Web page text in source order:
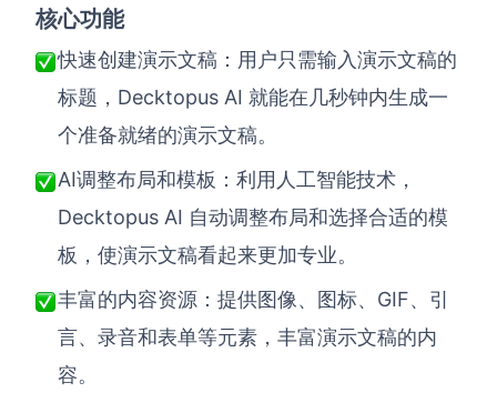
核心功能
快速创建演示文稿：用户只需输入演示文稿的
标题， Decktopus AI 就能在几秒钟内生成一
个准备就绪的演示文稿。
AI调整布局和模板：利用人工智能技术，
Decktopus AI 自动调整布局和选择合适的模
板，使演示文稿看起来更加专业。
丰富的内容资源：提供图像、图标、 GIF、引
言、录音和表单等元素，丰富演示文稿的内
容。